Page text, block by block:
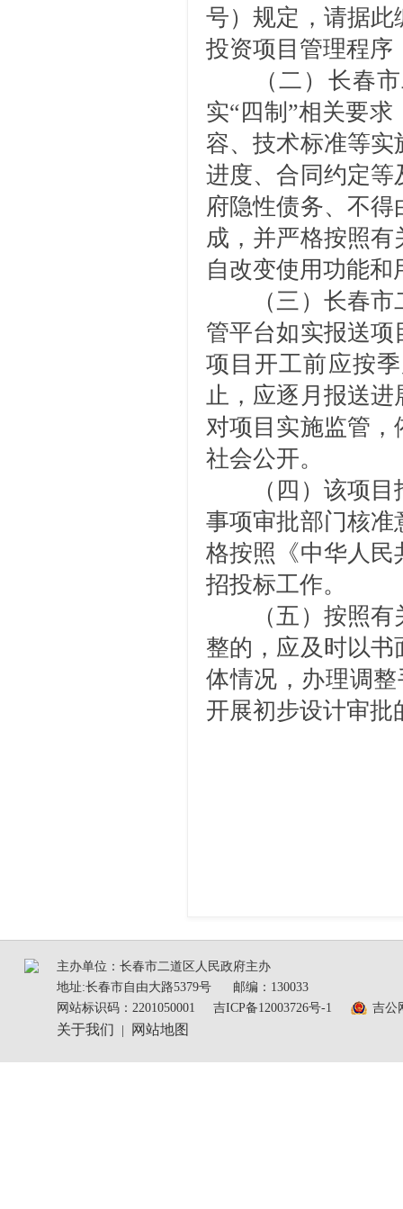
号）规定，请据
投资项目管理程序
（二）长春
实“四制”相关要
容、技术标准等
进度、合同约定
府隐性债务、不
成，并严格按照
自改变使用功能和
（三）长春
管平台如实报送
项目开工前应按
止，应逐月报送
对项目实施监管
社会公开。
（四）该项
事项审批部门核
格按照《中华人
招投标工作。
（五）按照
整的，应及时以
体情况，办理调
开展初步设计审批
主办单位：长春市二道区人民政府主办
地址:长春市自由大路5379号
邮编：130033
网站标识码：2201050001
吉ICP备12003726号-1 吉公
关于我们 网站地图